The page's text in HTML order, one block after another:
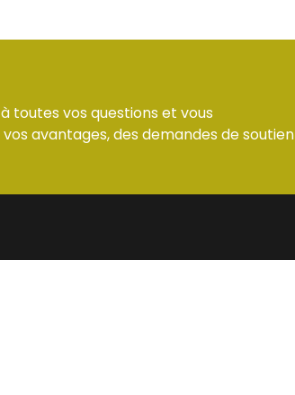
toutes vos questions et vous
avantages, des demandes de soutien
STANDARD C.S.E